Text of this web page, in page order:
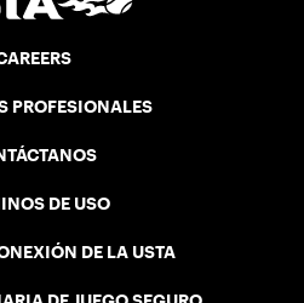
PROFESIONALES
DE USO
DE LA USTA
DE JUEGO SEGURO